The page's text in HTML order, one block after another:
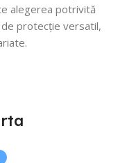
alegerea potrivită
protecție versatil,